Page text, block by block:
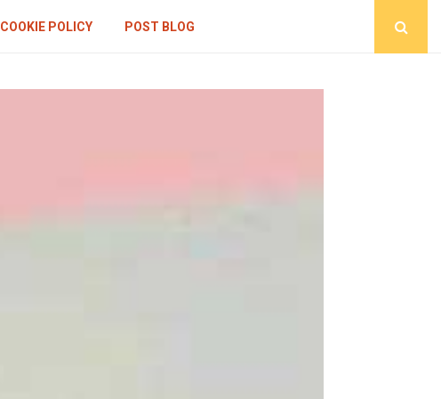
COOKIE POLICY POST BLOG